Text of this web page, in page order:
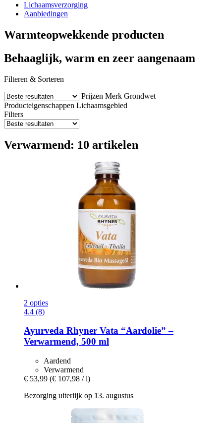
Lichaamsverzorging
Aanbiedingen
Warmteopwekkende producten
Behaaglijk, warm en zeer aangenaam
Filteren & Sorteren
Prijzen Merk Grondwet
Producteigenschappen Lichaamsgebied
Filters
Verwarmend: 10 artikelen
2 opties
4.4 (8)
Ayurveda Rhyner Vata “Aardolie” –
Verwarmend, 500 ml
Aardend
Verwarmend
€ 53,99 (€ 107,98 / l)
Bezorging uiterlijk op 13. augustus